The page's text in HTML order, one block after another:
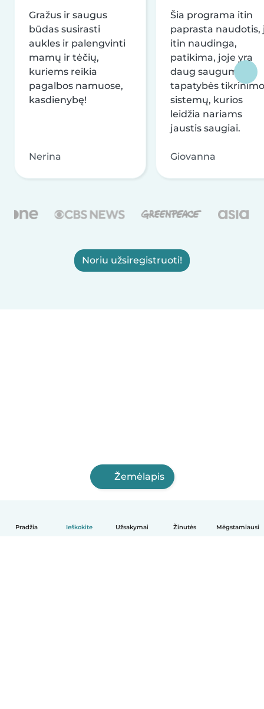
Pradžia Ieškokite Užsakymai Žinutės Mėgstamiausi
Gražus ir saugus
būdas susirasti
aukles ir palengvinti
mamų ir tėčių,
kuriems reikia
pagalbos namuose,
kasdienybę!
Nerina
Šia programa itin
paprasta naudotis,
itin naudinga,
patikima, joje yra
daug saugumo ir
tapatybės tikrinimo
sistemų, kurios
leidžia nariams
jaustis saugiai.
Giovanna
Noriu užsiregistruoti!
Žemėlapis